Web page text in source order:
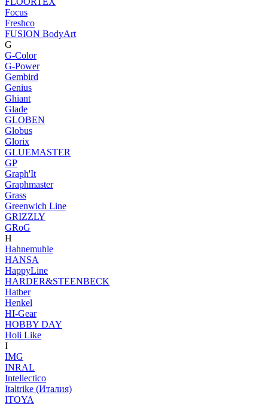
Focus
Freshco
FUSION BodyArt
G
G-Color
G-Power
Gembird
Genius
Ghiant
Glade
GLOBEN
Globus
Glorix
GLUEMASTER
GP
Graph'It
Graphmaster
Grass
Greenwich Line
GRIZZLY
GRoG
H
Hahnemuhle
HANSA
HappyLine
HARDER&STEENBECK
Hatber
Henkel
HI-Gear
HOBBY DAY
Holi Like
I
IMG
INRAL
Intellectico
Italtrike (Италия)
ITOYA